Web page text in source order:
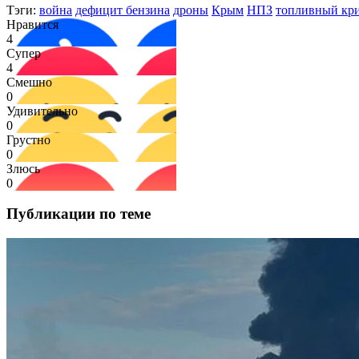
Тэги: война дефицит бензина дроны Крым НПЗ топливный
Нравится
4
Супер
4
Смешно
0
Удивительно
0
Грустно
0
Злюсь
0
Публикации по теме